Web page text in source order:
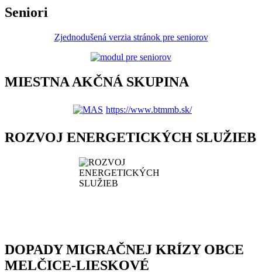
Seniori
Zjednodušená verzia stránok pre seniorov
MIESTNA AKČNÁ SKUPINA
https://www.btmmb.sk/
ROZVOJ ENERGETICKÝCH SLUŽIEB
DOPADY MIGRAČNEJ KRÍZY OBCE
MELČICE-LIESKOVÉ